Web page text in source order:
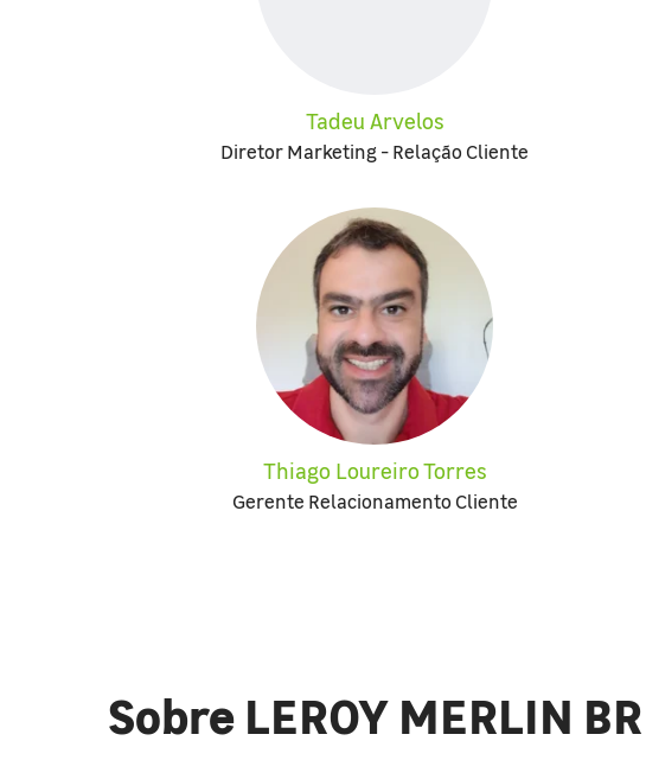
Tadeu Arvelos
Diretor Marketing - Relação Cliente
Thiago Loureiro Torres
Gerente Relacionamento Cliente
Sobre LEROY MERLIN BR